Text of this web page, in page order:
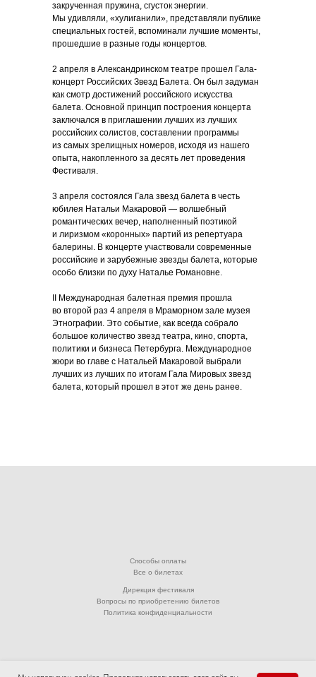
закрученная пружина, сгусток энергии.
Мы удивляли, «хулиганили», представляли публике
специальных гостей, вспоминали лучшие моменты,
прошедшие в разные годы концертов.
2 апреля в Александринском театре прошел Гала-
концерт Российских Звезд Балета. Он был задуман
как смотр достижений российского искусства
балета. Основной принцип построения концерта
заключался в приглашении лучших из лучших
российских солистов, составлении программы
из самых зрелищных номеров, исходя из нашего
опыта, накопленного за десять лет проведения
Фестиваля.
3 апреля состоялся Гала звезд балета в честь
юбилея Натальи Макаровой — волшебный
романтических вечер, наполненный поэтикой
и лиризмом «коронных» партий из репертуара
балерины. В концерте участвовали современные
российские и зарубежные звезды балета, которые
особо близки по духу Наталье Романовне.
II Международная балетная премия прошла
во второй раз 4 апреля в Мраморном зале музея
Этнографии. Это событие, как всегда собрало
большое количество звезд театра, кино, спорта,
политики и бизнеса Петербурга. Международное
жюри во главе с Натальей Макаровой выбрали
лучших из лучших по итогам Гала Мировых звезд
балета, который прошел в этот же день ранее.
Способы оплаты
Дирекция фестиваля
Вопросы по приобретению билетов
Политика конфиденциальности
Все о билетах
© 2001-2026. Ассоциация «Дансе Оупен фестиваль (фестиваль Открытых Танцев)».